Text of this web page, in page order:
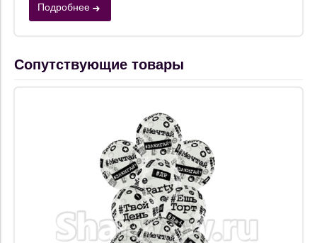
Подробнее
Сопутствующие товары